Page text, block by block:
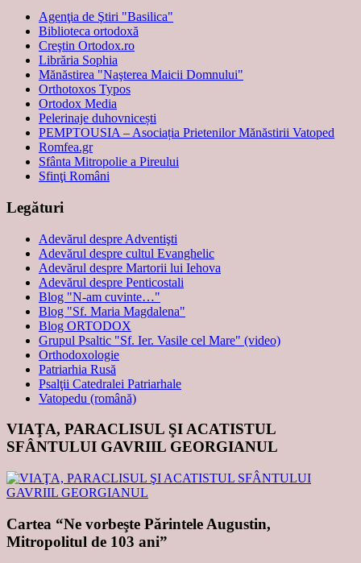
Agenţia de Ştiri "Basilica"
Biblioteca ortodoxă
Creştin Ortodox.ro
Librăria Sophia
Mănăstirea "Naşterea Maicii Domnului"
Orthotoxos Typos
Ortodox Media
Pelerinaje duhovnicești
PEMPTOUSIA – Asociația Prietenilor Mănăstirii Vatoped
Romfea.gr
Sfânta Mitropolie a Pireului
Sfinţi Români
Legături
Adevărul despre Adventişti
Adevărul despre cultul Evanghelic
Adevărul despre Martorii lui Iehova
Adevărul despre Penticostali
Blog "N-am cuvinte…"
Blog "Sf. Maria Magdalena"
Blog ORTODOX
Grupul Psaltic "Sf. Ier. Vasile cel Mare" (video)
Orthodoxologie
Patriarhia Rusă
Psalţii Catedralei Patriarhale
Vatopedu (română)
VIAŢA, PARACLISUL ŞI ACATISTUL
SFÂNTULUI GAVRIIL GEORGIANUL
Cartea “Ne vorbeşte Părintele Augustin,
Mitropolitul de 103 ani”